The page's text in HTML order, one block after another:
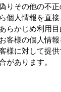
りその他の不
個人情報を直
らかじめ利用目
客様の個人情
様に対して提
があります。